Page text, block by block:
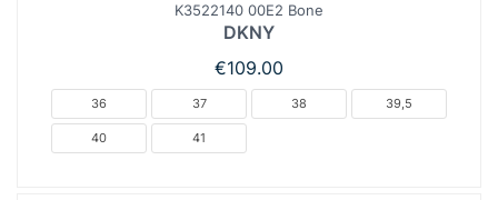
K3522140 00E2 Bone
DKNY
€109.00
36 37 38 39,5
40 41